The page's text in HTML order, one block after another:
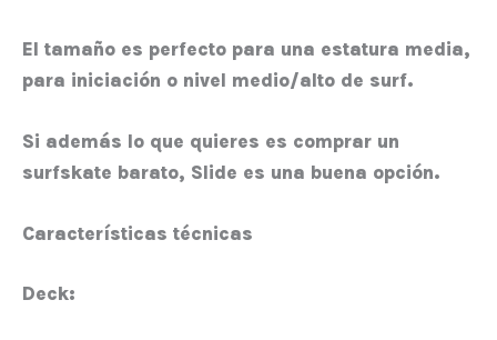
El tamaño es perfecto para una estatura media,
para iniciación o nivel medio/alto de surf.
Si además lo que quieres es comprar un
surfskate barato, Slide es una buena opción.
Características técnicas
Deck: